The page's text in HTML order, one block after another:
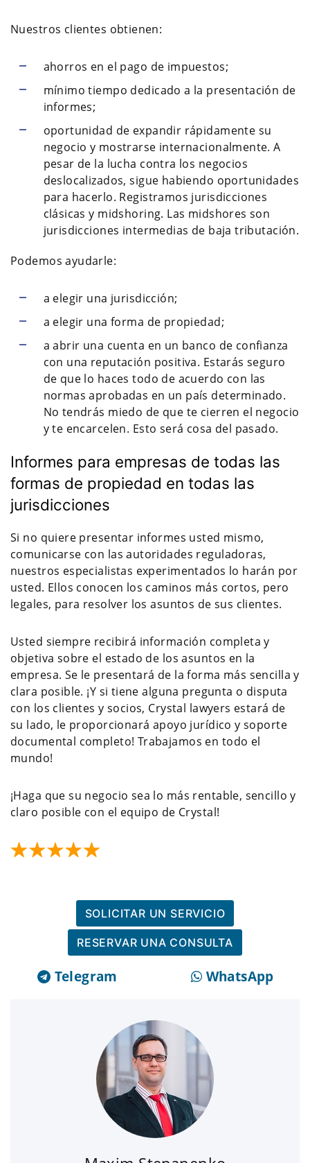
Nuestros clientes obtienen:
ahorros en el pago de impuestos;
mínimo tiempo dedicado a la presentación de
informes;
oportunidad de expandir rápidamente su
negocio y mostrarse internacionalmente. A
pesar de la lucha contra los negocios
deslocalizados, sigue habiendo oportunidades
para hacerlo. Registramos jurisdicciones
clásicas y midshoring. Las midshores son
jurisdicciones intermedias de baja tributación.
Podemos ayudarle:
a elegir una jurisdicción;
a elegir una forma de propiedad;
a abrir una cuenta en un banco de confianza
con una reputación positiva. Estarás seguro
de que lo haces todo de acuerdo con las
normas aprobadas en un país determinado.
No tendrás miedo de que te cierren el negocio
y te encarcelen. Esto será cosa del pasado.
Informes para empresas de todas las
formas de propiedad en todas las
jurisdicciones
Si no quiere presentar informes usted mismo,
comunicarse con las autoridades reguladoras,
nuestros especialistas experimentados lo harán por
usted. Ellos conocen los caminos más cortos, pero
legales, para resolver los asuntos de sus clientes.
Usted siempre recibirá información completa y
objetiva sobre el estado de los asuntos en la
empresa. Se le presentará de la forma más sencilla y
clara posible. ¡Y si tiene alguna pregunta o disputa
con los clientes y socios, Crystal lawyers estará de
su lado, le proporcionará apoyo jurídico y soporte
documental completo! Trabajamos en todo el
mundo!
¡Haga que su negocio sea lo más rentable, sencillo y
claro posible con el equipo de Crystal!
SOLICITAR UN SERVICIO
RESERVAR UNA CONSULTA
Telegram WhatsApp